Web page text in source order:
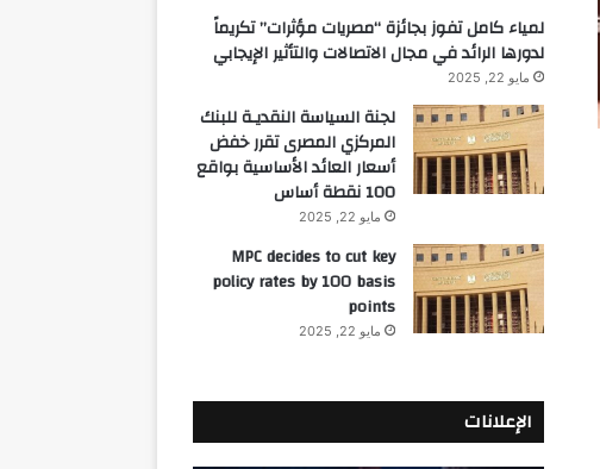
لمياء كامل تفوز بجائزة “مصريات مؤثرات” تكريماً
لدورها الرائد في مجال الاتصالات والتأثير الإيجابي
مايو 22, 2025
لجنة السياسة النقديـة للبنك
المركزي المصرى تقرر خفض
أسعار العائد الأساسية بواقع
100 نقطة أساس
مايو 22, 2025
MPC decides to cut key
policy rates by 100 basis
points
مايو 22, 2025
الإعلانات